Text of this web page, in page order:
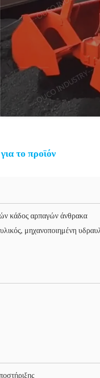
το προϊόν
κάδος αρπαγών άνθρακα
μηχανοποιημένη